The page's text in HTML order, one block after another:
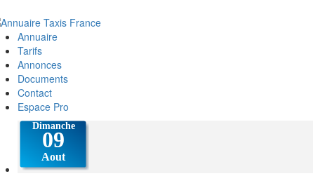
Annuaire
Tarifs
Annonces
Documents
Contact
Espace Pro